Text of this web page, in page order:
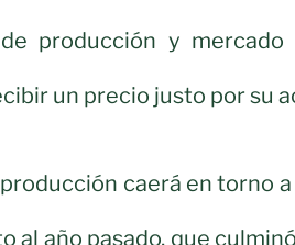
producción y
un precio justo por su
caerá en torno
al año pasado, que